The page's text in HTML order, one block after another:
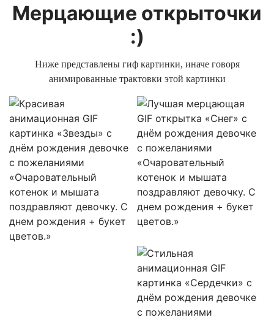
Мерцающие открыточки
:)
Ниже представлены гиф картинки, иначе говоря
анимированные трактовки этой картинки